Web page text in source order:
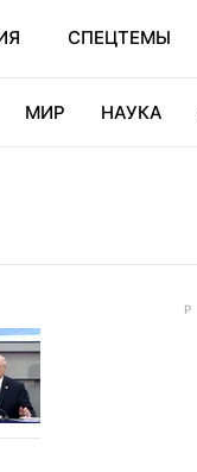
СПЕЦТЕМЫ
МИР НАУКА